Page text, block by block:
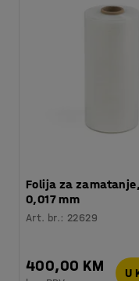
Folija za
0,017 mm
Art. br.: 22629
400,00 KM U